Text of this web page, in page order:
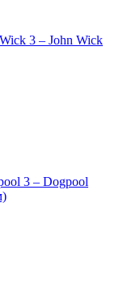
3 – John Wick
3 – Dogpool